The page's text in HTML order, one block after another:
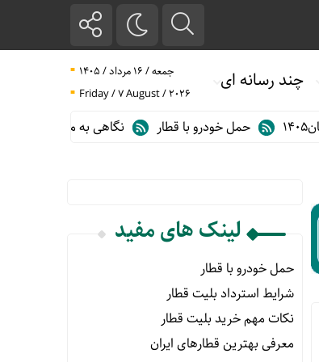
چند رسانه ای
جمعه / ۱۶ مرداد / ۱۴۰۵
Friday / 7 August / 2026
حمل خودرو با قطار نگاهی به مهم ترین آمارهای حمل
لینک های مفید
حمل خودرو با قطار
شرایط استرداد بلیت قطار
نکات مهم خرید بلیت قطار
معرفی بهترین قطارهای ایران